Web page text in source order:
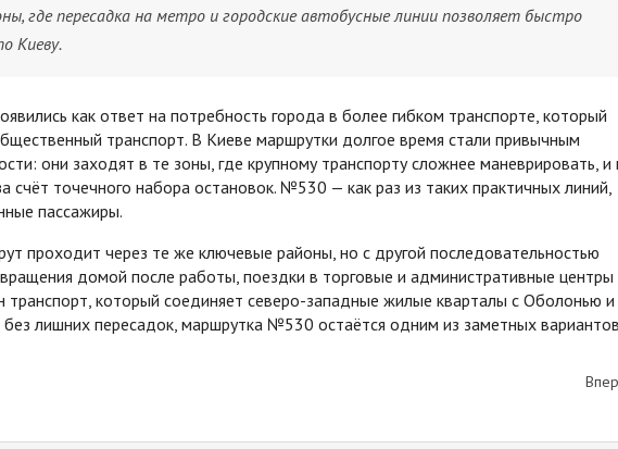
где пересадка на метро и городские автобусные линии позволяет быстро
Киеву.
как ответ на потребность города в более гибком транспорте, который
транспорт. В Киеве маршрутки долгое время стали привычным
они заходят в те зоны, где крупному транспорту сложнее маневрировать, и
счёт точечного набора остановок. №530 — как раз из таких практичных линий,
пассажиры.
проходит через те же ключевые районы, но с другой последовательностью
домой после работы, поездки в торговые и административные центры
транспорт, который соединяет северо-западные жилые кварталы с Оболонью и
лишних пересадок, маршрутка №530 остаётся одним из заметных